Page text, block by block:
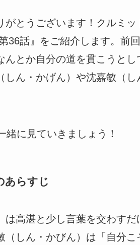
がとうございます！クルミッ
36話』をご紹介します。前
んとか自分の道を貫こうと
しん・かげん）や沈嘉敏（
緒に見ていきましょう！
あらすじ
は高湛と少し言葉を交わす
（しん・かびん）は「自分